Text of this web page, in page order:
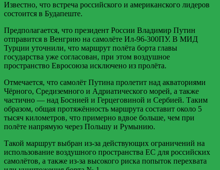
Известно, что встреча российского и американского лидеров
состоится в Будапеште.
Предполагается, что президент России Владимир Путин
отправится в Венгрию на самолёте Ил-96-300ПУ. В МИД
Турции уточнили, что маршрут полёта борта главы
государства уже согласован, при этом воздушное
пространство Евросоюза исключено из пролёта.
Отмечается, что самолёт Путина пролетит над акваториями
Чёрного, Средиземного и Адриатического морей, а также
частично — над Боснией и Герцеговиной и Сербией. Таким
образом, общая протяжённость маршрута составит около 5
тысяч километров, что примерно вдвое больше, чем при
полёте напрямую через Польшу и Румынию.
Такой маршрут выбран из-за действующих ограничений на
использование воздушного пространства ЕС для российских
самолётов, а также из-за высокого риска попыток перехвата